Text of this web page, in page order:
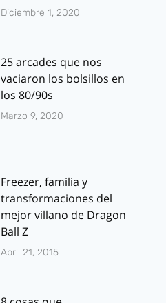
Diciembre 1, 2020
25 arcades que nos
vaciaron los bolsillos en
los 80/90s
Marzo 9, 2020
Freezer, familia y
transformaciones del
mejor villano de Dragon
Ball Z
Abril 21, 2015